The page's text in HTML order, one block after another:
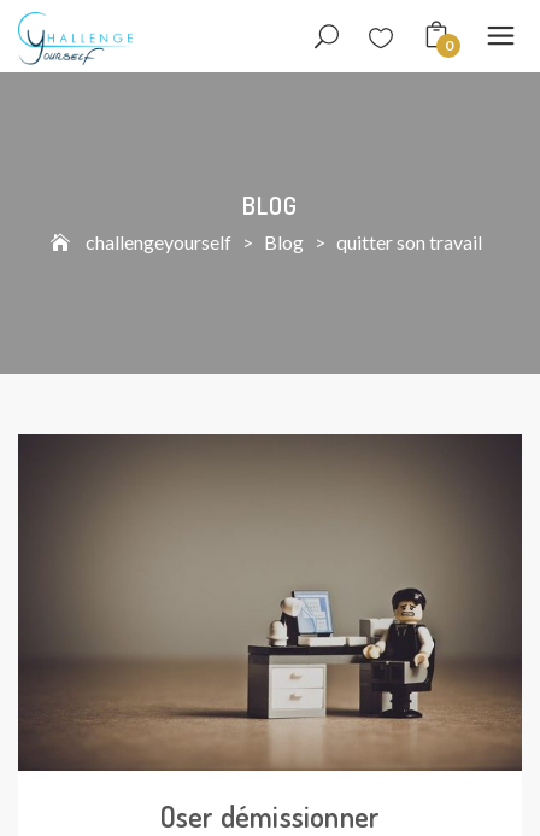
0
BLOG
challengeyourself > Blog > quitter son travail
Oser démissionner